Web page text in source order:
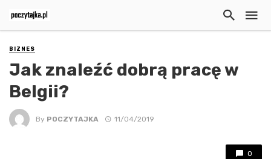
BIZNES
Jak znaleźć dobrą pracę w
Belgii?
By POCZYTAJKA 11/04/2019
0